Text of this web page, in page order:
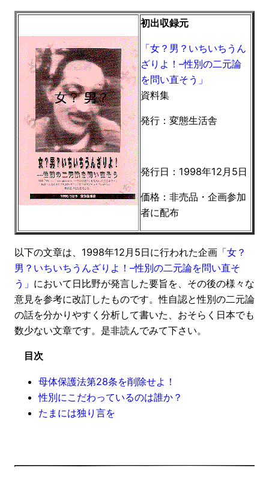
初出収録元
「女？男？いちいちうん
ざりよ！–性別の二元論
を問い直そう」
資料集
発行：変態生活舎
発行日：1998年12月5日
価格：非売品・企画参加
者に配布
以下の文章は、1998年12月5日に行われた企画 「女？
男？いちいちうんざりよ！–性別の二元論を問い直そ
う」 において日比野が発言した要旨を、その後の様々な
意見を参考に改訂したものです。性自認と性別の二元論
の話を分かりやすく分析して書いた、おそらく日本でも
数少ない文章です。是非読んでみて下さい。
目次
母体保護法第28条を削除せよ！
性別にこだわっているのは誰か？
たまには独り言を